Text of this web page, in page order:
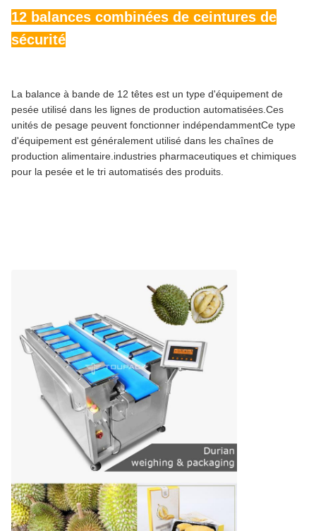
12 balances combinées de ceintures de
sécurité
La balance à bande de 12 têtes est un type d'équipement de
pesée utilisé dans les lignes de production automatisées.Ces
unités de pesage peuvent fonctionner indépendammentCe type
d'équipement est généralement utilisé dans les chaînes de
production alimentaire.industries pharmaceutiques et chimiques
pour la pesée et le tri automatisés des produits.